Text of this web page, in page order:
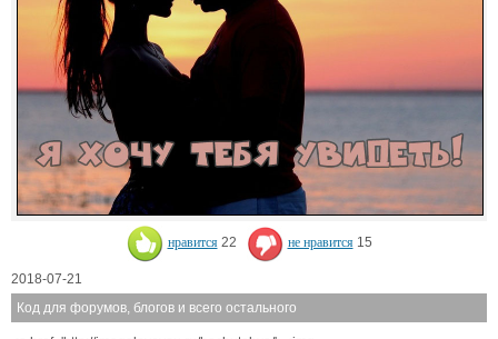
нравится 22 не нравится 15
2018-07-21
Код для форумов, блогов и всего остального